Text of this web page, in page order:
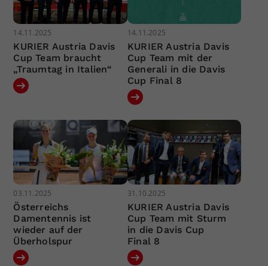
14.11.2025
KURIER Austria Davis
Cup Team braucht
„Traumtag in Italien“
14.11.2025
KURIER Austria Davis
Cup Team mit der
Generali in die Davis
Cup Final 8
03.11.2025
Österreichs
Damentennis ist
wieder auf der
Überholspur
31.10.2025
KURIER Austria Davis
Cup Team mit Sturm
in die Davis Cup
Final 8